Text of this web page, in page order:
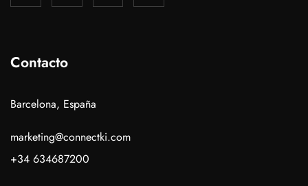
Contacto
Barcelona, España
marketing@connectki.com
+34 634687200